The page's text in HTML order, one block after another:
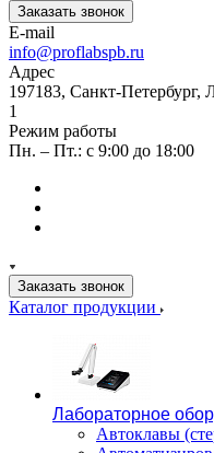
Заказать звонок
E-mail
info@proflabspb.ru
Адрес
197183, Санкт-
1
Режим работы
Пн. – Пт.: с 9:00 до 18:00
Заказать звонок
Каталог продукции
Лабораторное
Автоклавы